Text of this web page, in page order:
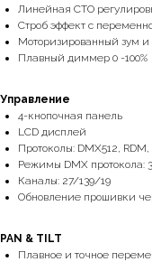
Линейная CTO
Строб эффект с
Моторизированный зум и
Плавный диммер 0 -100%
Управление
4-кнопочная панель
LCD дисплей
Протоколы: DMX512,
Режимы DMX протокола: 3
Каналы: 27/139/19
Обновление прошивки
PAN & TILT
Плавное и точное